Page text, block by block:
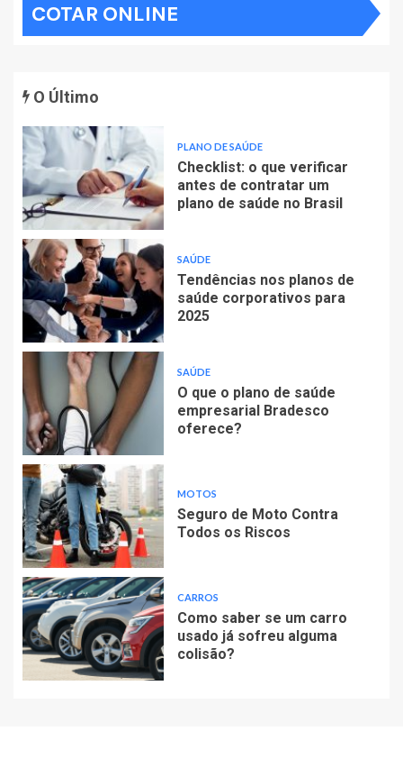
COTAR ONLINE
O Último
PLANO DE SAÚDE
Checklist: o que verificar
antes de contratar um
plano de saúde no Brasil
SAÚDE
Tendências nos planos de
saúde corporativos para
2025
SAÚDE
O que o plano de saúde
empresarial Bradesco
oferece?
MOTOS
Seguro de Moto Contra
Todos os Riscos
CARROS
Como saber se um carro
usado já sofreu alguma
colisão?